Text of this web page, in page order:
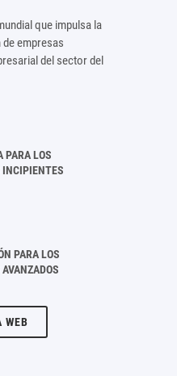
que impulsa la
empresas
del sector del
PARA LOS
INCIPIENTES
PARA LOS
WEB